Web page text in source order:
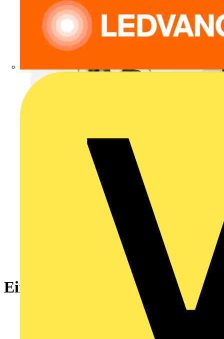
Einsatz (Einbaugehäuse), II